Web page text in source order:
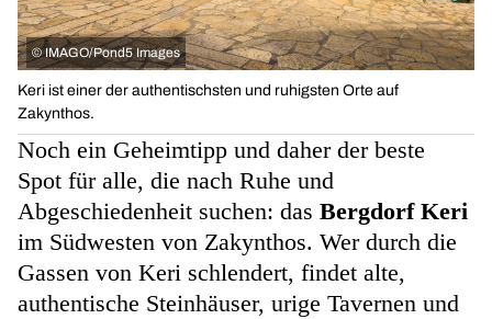
© IMAGO/Pond5 Images
Keri ist einer der authentischsten und ruhigsten Orte auf
Zakynthos.
Noch ein Geheimtipp und daher der beste
Spot für alle, die nach Ruhe und
Abgeschiedenheit suchen: das Bergdorf Keri
im Südwesten von Zakynthos. Wer durch die
Gassen von Keri schlendert, findet alte,
authentische Steinhäuser, urige Tavernen und